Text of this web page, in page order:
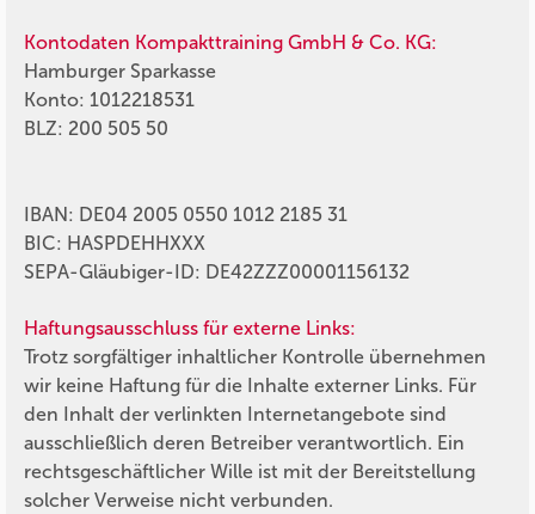
Kontodaten Kompakttraining GmbH & Co. KG:
Hamburger Sparkasse
Konto: 1012218531
BLZ: 200 505 50
IBAN: DE04 2005 0550 1012 2185 31
BIC: HASPDEHHXXX
SEPA-Gläubiger-ID: DE42ZZZ00001156132
Haftungsausschluss für externe Links:
Trotz sorgfältiger inhaltlicher Kontrolle übernehmen
wir keine Haftung für die Inhalte externer Links. Für
den Inhalt der verlinkten Internetangebote sind
ausschließlich deren Betreiber verantwortlich. Ein
rechtsgeschäftlicher Wille ist mit der Bereitstellung
solcher Verweise nicht verbunden.